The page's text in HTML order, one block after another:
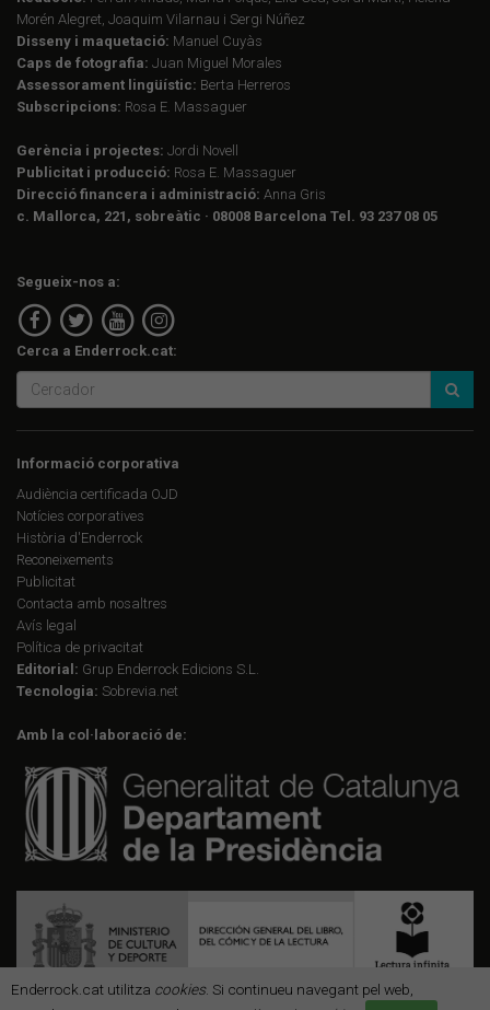
Enderrock.cat utilitza cookies. Si continueu navegant pel web,
Morén Alegret, Joaquim Vilarnau i Sergi Núñez
Disseny i maquetació: Manuel Cuyàs
Caps de fotografia: Juan Miguel Morales
Assessorament lingüístic: Berta Herreros
Subscripcions: Rosa E. Massaguer
Gerència i projectes: Jordi Novell
Publicitat i producció: Rosa E. Massaguer
Direcció financera i administració: Anna Gris
c. Mallorca, 221, sobreàtic · 08008 Barcelona Tel. 93 237 08 05
Segueix-nos a:
Cerca a Enderrock.cat:
Informació corporativa
Audiència certificada OJD
Notícies corporatives
Història d'Enderrock
Reconeixements
Publicitat
Contacta amb nosaltres
Avís legal
Política de privacitat
Editorial: Grup Enderrock Edicions S.L.
Tecnologia: Sobrevia.net
Amb la col·laboració de: